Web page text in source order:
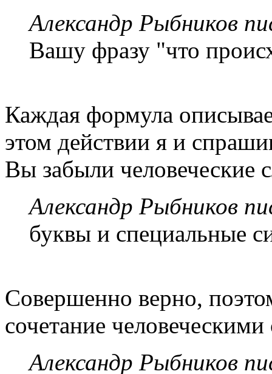
Александр Рыбников
Вашу фразу "что
Каждая формула
этом действии я и
Вы забыли человеческие
Александр Рыбников
буквы и специальные
Совершенно верно,
сочетание
Александр Рыбников